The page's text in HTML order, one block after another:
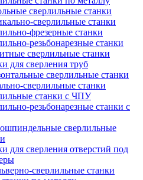
сверлильные станки
сверлильные станки
фрезерные станки
резьбонарезные станки
сверлильные станки
для сверления труб
сверлильные станки
сверлильные станки
станки с ЧПУ
резьбонарезные станки с
сверлильные
для сверления отверстий под
сверлильные станки